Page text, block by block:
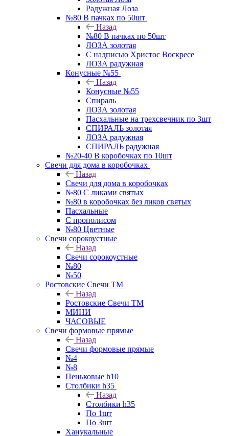
Радужная Лоза
№80 В пачках по 50шт
Назад
№80 В пачках по 50шт
ЛОЗА золотая
С надписью Христос Воскресе
ЛОЗА радужная
Конусные №55
Назад
Конусные №55
Спираль
ЛОЗА золотая
Пасхальные на трехсвечник по 3шт
СПИРАЛЬ золотая
ЛОЗА радужная
СПИРАЛЬ радужная
№20-40 В коробочках по 10шт
Свечи для дома в коробочках
Назад
Свечи для дома в коробочках
№80 С ликами святых
№80 в коробочках без ликов святых
Пасхальные
С прополисом
№80 Цветные
Свечи сорокоустные
Назад
Свечи сорокоустные
№80
№50
Ростовские Свечи ТМ
Назад
Ростовские Свечи ТМ
МИНИ
ЧАСОВЫЕ
Свечи формовые прямые
Назад
Свечи формовые прямые
№4
№8
Пеньковые h10
Столбики h35
Назад
Столбики h35
По 1шт
По 3шт
Ханукальные